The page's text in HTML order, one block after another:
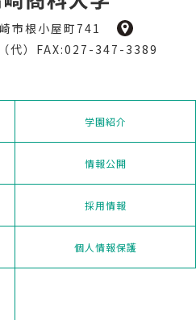
根小屋町741
代）FAX:027-347-3389
学園紹介
情報公開
採用情報
個人情報保護